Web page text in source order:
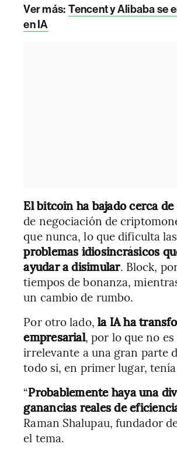
Ver más: Tencent y Alibaba se
en IA
El bitcoin ha bajado cerca
de negociación de
que nunca, lo que dificulta
problemas idiosincrásicos
ayudar a disimular. Block,
tiempos de bonanza,
un cambio de rumbo.
Por otro lado, la IA ha
empresarial, por lo que no
irrelevante a una gran parte
todo si, en primer lugar,
“Probablemente haya una
ganancias reales de
Raman Shalupau, fundador
el tema.